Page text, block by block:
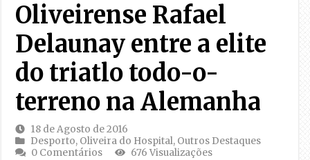
Oliveirense Rafael
Delaunay entre a elite
do triatlo todo-o-
terreno na Alemanha
18 de Agosto de 2016
Desporto, Oliveira do Hospital, Outros Destaques
0 Comentários
676 Visualizações